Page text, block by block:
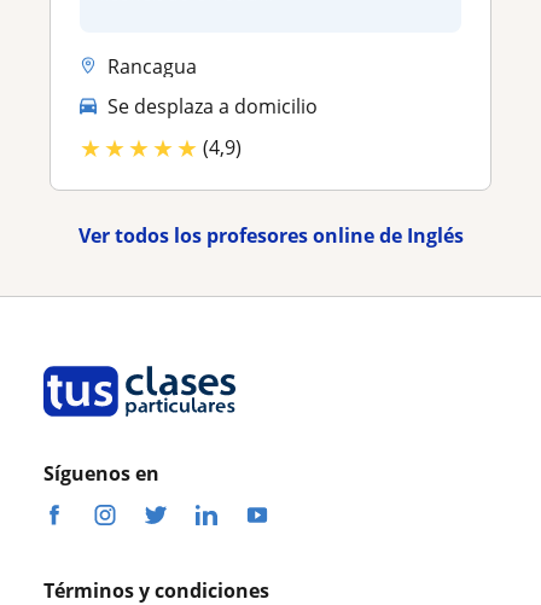
Rancagua
Se desplaza a domicilio
★★★★★ (4,9)
Ver todos los profesores online de Inglés
Síguenos en
Términos y condiciones